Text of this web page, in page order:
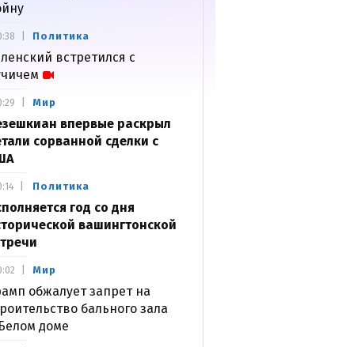
Политика
встретился с
Мир
впервые раскрыл
сорванной сделки с
Политика
год со дня
вашингтонской
Мир
обжалует запрет на
бального зала
доме